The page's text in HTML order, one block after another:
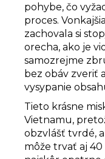
pohybe, čo
proces.
zachovala si
orecha, ako je
samozrejme
bez obáv zveriť
vysypanie
Tieto krásne
Vietnamu,
obzvlášť tvrdé,
môže trvať aj